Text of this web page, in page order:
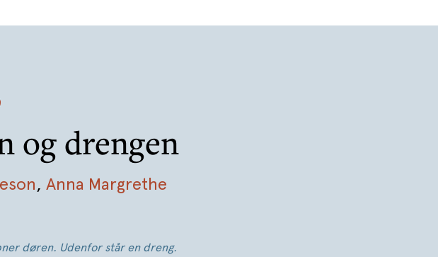
og drengen
, Anna Margrethe
døren. Udenfor står en dreng.